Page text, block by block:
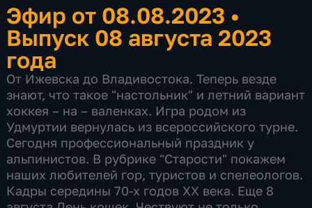
Эфир от 08.08.2023 •
Выпуск 08 августа 2023
года
От Ижевска до Владивостока. Теперь везде
знают, что такое "настольник" и летний вариант
хоккея – на – валенках. Игра родом из
Удмуртии вернулась из всероссийского турне.
Сегодня профессиональный праздник у
альпинистов. В рубрике "Старости" покажем
наших любителей гор, туристов и спелеологов.
Кадры середины 70-х годов XX века. Еще 8